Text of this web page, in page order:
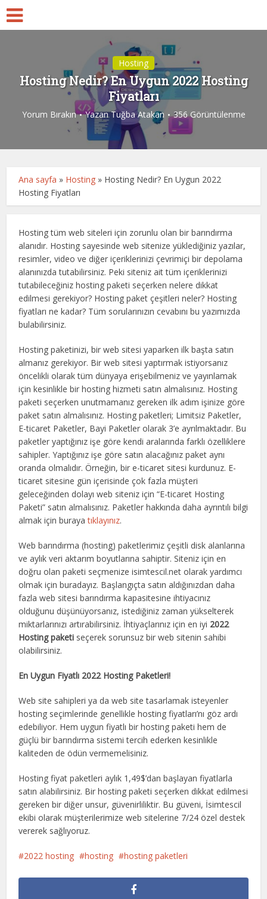
Hosting
Hosting Nedir? En Uygun 2022 Hosting
Fiyatları
Yorum Bırakın YazanTuğba Atakan 356 Görüntülenme
Ana sayfa » Hosting » Hosting Nedir? En Uygun 2022
Hosting Fiyatları
Hosting tüm web siteleri için zorunlu olan bir barındırma
alanıdır. Hosting sayesinde web sitenize yüklediğiniz yazılar,
resimler, video ve diğer içeriklerinizi çevrimiçi bir depolama
alanınızda tutabilirsiniz. Peki siteniz ait tüm içeriklerinizi
tutabileceğiniz hosting paketi seçerken nelere dikkat
edilmesi gerekiyor? Hosting paket çeşitleri neler? Hosting
fiyatları ne kadar? Tüm sorularınızın cevabını bu yazımızda
bulabilirsiniz.
Hosting paketinizi, bir web sitesi yaparken ilk başta satın
almanız gerekiyor. Bir web sitesi yaptırmak istiyorsanız
öncelikli olarak tüm dünyaya erişebilmeniz ve yayınlamak
için kesinlikle bir hosting hizmeti satın almalısınız. Hosting
paketi seçerken unutmamanız gereken ilk adım işinize göre
paket satın almalısınız. Hosting paketleri; Limitsiz Paketler,
E-ticaret Paketler, Bayi Paketler olarak 3’e ayrılmaktadır. Bu
paketler yaptığınız işe göre kendi aralarında farklı özelliklere
sahipler. Yaptığınız işe göre satın alacağınız paket aynı
oranda olmalıdır. Örneğin, bir e-ticaret sitesi kurdunuz. E-
ticaret sitesine gün içerisinde çok fazla müşteri
geleceğinden dolayı web siteniz için “E-ticaret Hosting
Paketi” satın almalısınız. Paketler hakkında daha ayrıntılı bilgi
almak için burayatıklayınız.
Web barındırma (hosting) paketlerimiz çeşitli disk alanlarına
ve aylık veri aktarım boyutlarına sahiptir. Siteniz için en
doğru olan paketi seçmenize isimtescil.net olarak yardımcı
olmak için buradayız. Başlangıçta satın aldığınızdan daha
fazla web sitesi barındırma kapasitesine ihtiyacınız
olduğunu düşünüyorsanız, istediğiniz zaman yükselterek
miktarlarınızı artırabilirsiniz. İhtiyaçlarınız için en iyi 2022
Hosting paketi seçerek sorunsuz bir web sitenin sahibi
olabilirsiniz.
En Uygun Fiyatlı 2022 Hosting Paketleri!
Web site sahipleri ya da web site tasarlamak isteyenler
hosting seçimlerinde genellikle hosting fiyatları’nı göz ardı
edebiliyor. Hem uygun fiyatlı bir hosting paketi hem de
güçlü bir barındırma sistemi tercih ederken kesinlikle
kaliteden de ödün vermemelisiniz.
Hosting fiyat paketleri aylık 1,49$’dan başlayan fiyatlarla
satın alabilirsiniz. Bir hosting paketi seçerken dikkat edilmesi
gereken bir diğer unsur, güvenirliliktir. Bu güveni, İsimtescil
ekibi olarak müşterilerimize web sitelerine 7/24 özel destek
vererek sağlıyoruz.
2022 hosting hosting hosting paketleri